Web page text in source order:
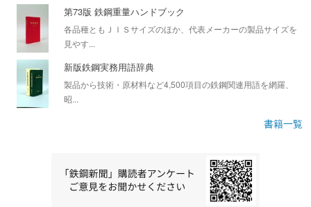
第73版 鉄鋼重量ハンドブック
各品種ともＪＩＳサイズのほか、代表メーカーの製品サイズを
見やす...
新版鉄鋼実務用語辞典
製品から技術・原材料など4,500項目の鉄鋼関連用語を網羅、
昭...
書籍一覧